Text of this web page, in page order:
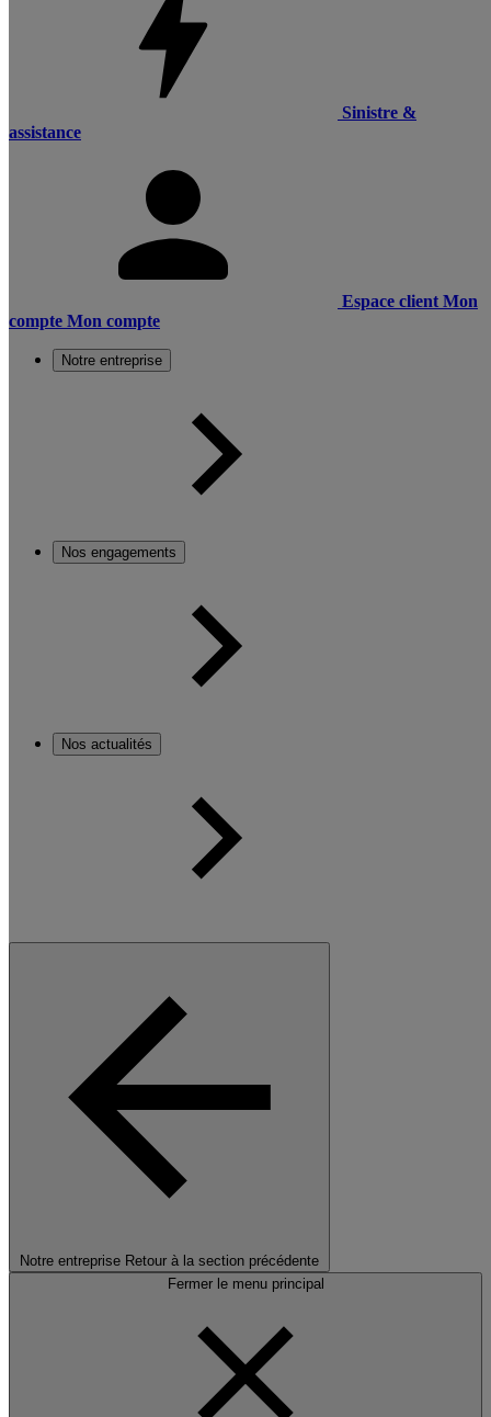
Sinistre &
assistance
Espace client Mon
compte Mon compte
Notre entreprise
Nos engagements
Nos actualités
Notre entreprise Retour à la section précédente
Fermer le menu principal